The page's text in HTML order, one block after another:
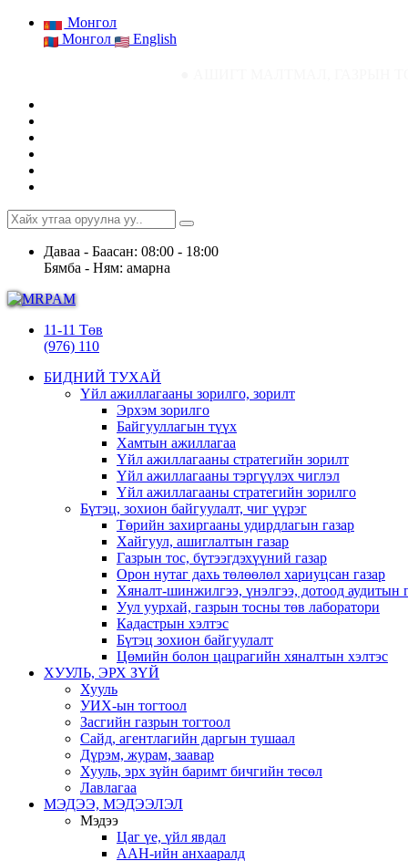
Монгол
Монгол
English
Даваа - Баасан: 08:00 - 18:00
Бямба - Ням: амарна
11-11 Төв
(976) 110
БИДНИЙ ТУХАЙ
Үйл ажиллагааны зорилго, зорилт
Эрхэм зорилго
Байгууллагын түүх
Хамтын ажиллагаа
Үйл ажиллагааны стратегийн зорилт
Үйл ажиллагааны тэргүүлэх чиглэл
Үйл ажиллагааны стратегийн зорилго
Бүтэц, зохион байгуулалт, чиг үүрэг
Төрийн захиргааны удирдлагын газар
Хайгуул, ашиглалтын газар
Газрын тос, бүтээгдэхүүний газар
Орон нутаг дахь төлөөлөл хариуцсан газар
Хяналт-шинжилгээ, үнэлгээ, дотоод аудитын
Уул уурхай, газрын тосны төв лаборатори
Кадастрын хэлтэс
Бүтэц зохион байгуулалт
Цөмийн болон цацрагийн хяналтын хэлтэс
ХУУЛЬ, ЭРХ ЗҮЙ
Хууль
УИХ-ын тогтоол
Засгийн газрын тогтоол
Сайд, агентлагийн даргын тушаал
Дүрэм, журам, заавар
Хууль, эрх зүйн баримт бичгийн төсөл
Лавлагаа
МЭДЭЭ, МЭДЭЭЛЭЛ
Мэдээ
Цаг үе, үйл явдал
ААН-ийн анхааралд